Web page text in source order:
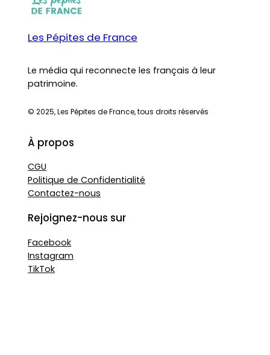
Les Pépites de France
Le média qui reconnecte les français à leur
patrimoine.
© 2025, Les Pépites de France, tous droits réservés
À propos
CGU
Politique de Confidentialité
Contactez-nous
Rejoignez-nous sur
Facebook
Instagram
TikTok